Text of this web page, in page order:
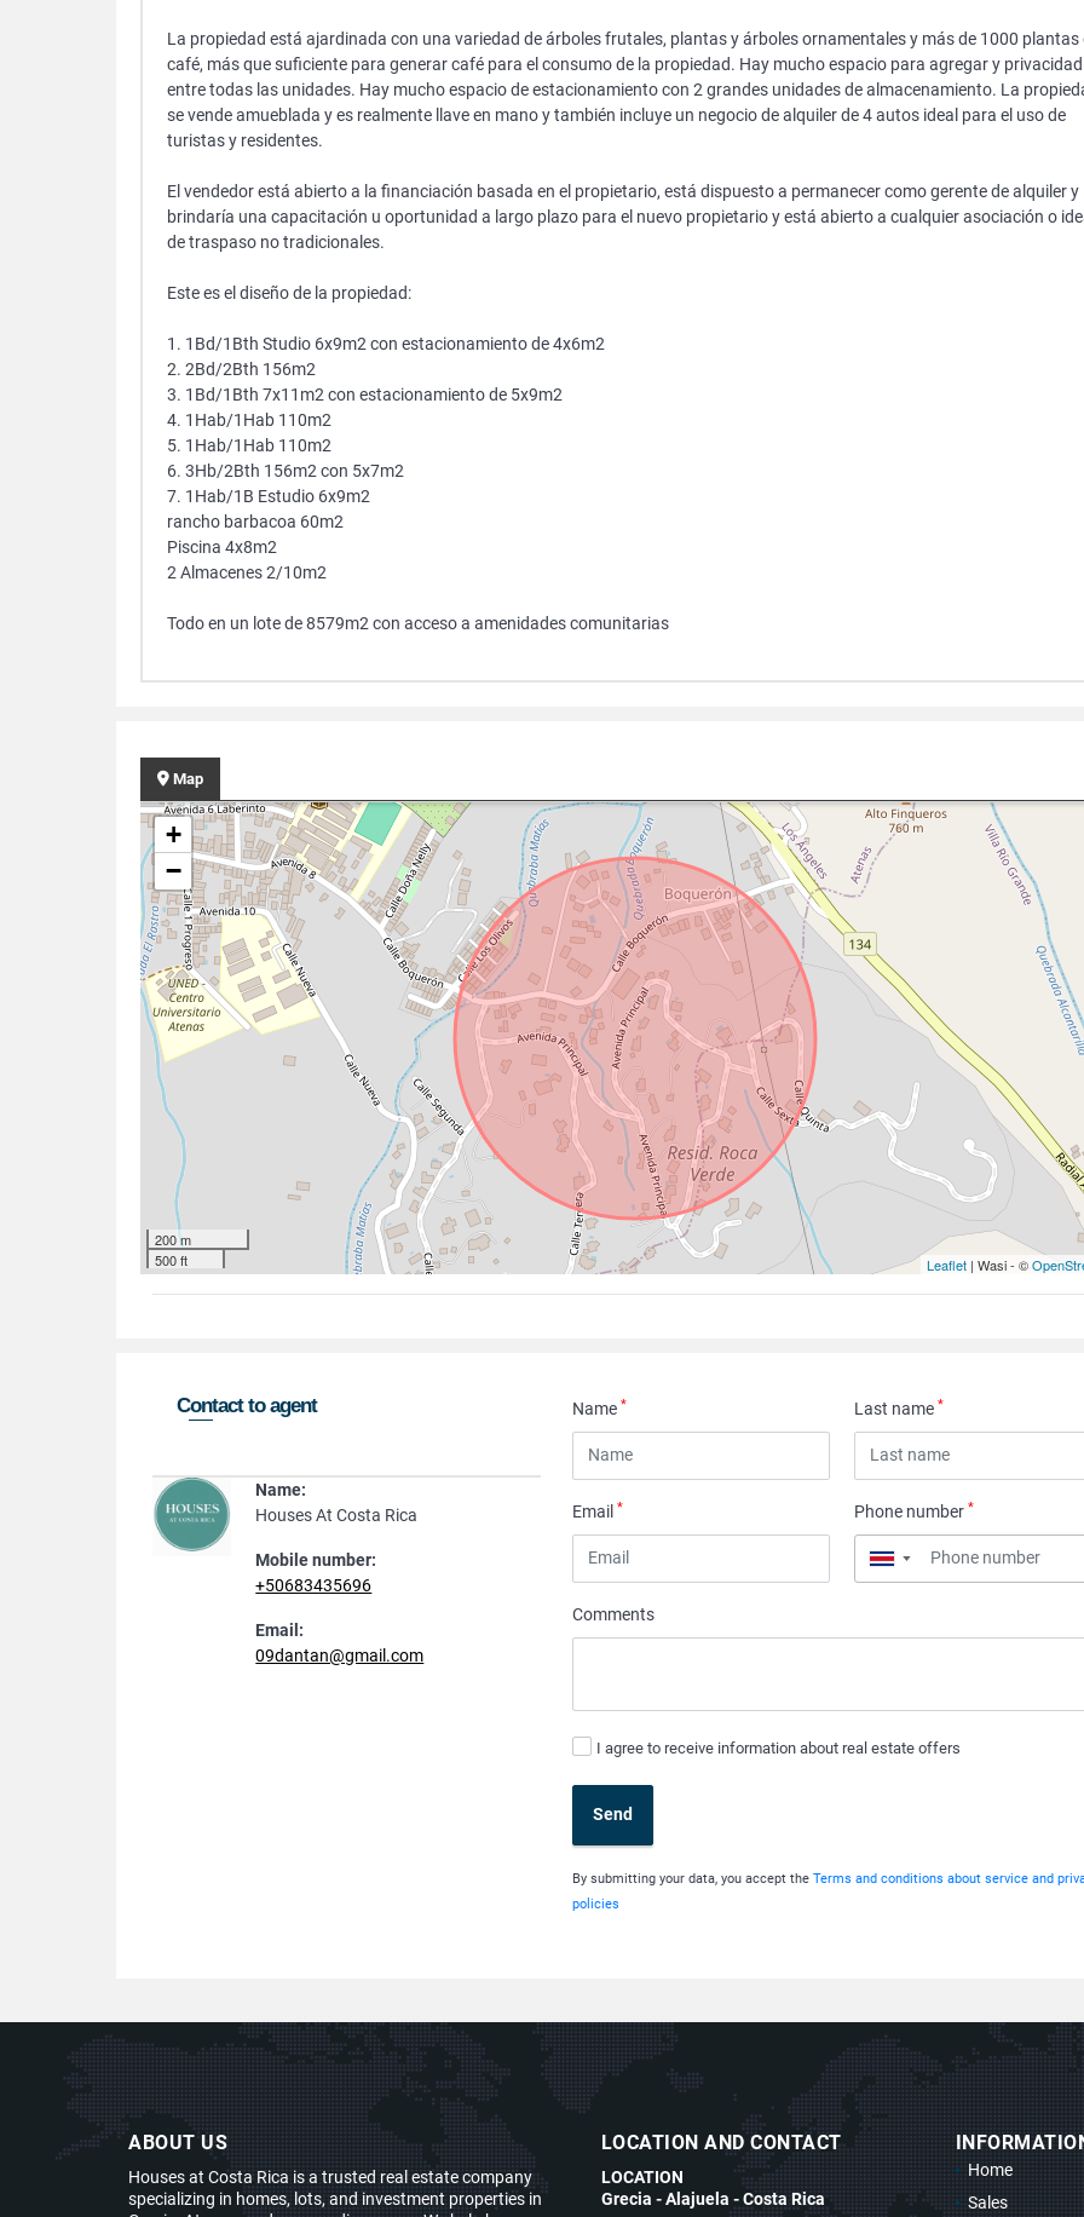
La propiedad está ajardinada con una variedad de árboles frutales, plantas y árboles ornamentales y más de 1000 plantas
café, más que suficiente para generar café para el consumo de la propiedad. Hay mucho espacio para agregar y privacidad
entre todas las unidades. Hay mucho espacio de estacionamiento con 2 grandes unidades de almacenamiento. La
se vende amueblada y es realmente llave en mano y también incluye un negocio de alquiler de 4 autos ideal para el uso de
turistas y residentes.
El vendedor está abierto a la financiación basada en el propietario, está dispuesto a permanecer como gerente de alquiler y
brindaría una capacitación u oportunidad a largo plazo para el nuevo propietario y está abierto a cualquier asociación o
de traspaso no tradicionales.
Este es el diseño de la propiedad:
1. 1Bd/1Bth Studio 6x9m2 con estacionamiento de 4x6m2
2. 2Bd/2Bth 156m2
3. 1Bd/1Bth 7x11m2 con estacionamiento de 5x9m2
4. 1Hab/1Hab 110m2
5. 1Hab/1Hab 110m2
6. 3Hb/2Bth 156m2 con 5x7m2
7. 1Hab/1B Estudio 6x9m2
rancho barbacoa 60m2
Piscina 4x8m2
2 Almacenes 2/10m2
Todo en un lote de 8579m2 con acceso a amenidades comunitarias
Map
+
−
200 m
500 ft
Leaflet | Wasi - ©
Contact to agent
Name:
Houses At Costa Rica
Mobile number:
+50683435696
Email:
09dantan@gmail.com
Name* Last name*
Email* Phone number*
▼
Comments
I agree to receive information about real estate offers
Send
By submitting your data, you accept theTerms and conditions about service and
policies
ABOUT US
Houses at Costa Rica is a trusted real estate company
specializing in homes, lots, and investment properties in
LOCATION AND CONTACT
LOCATION
Grecia - Alajuela - Costa Rica
Home
Sales